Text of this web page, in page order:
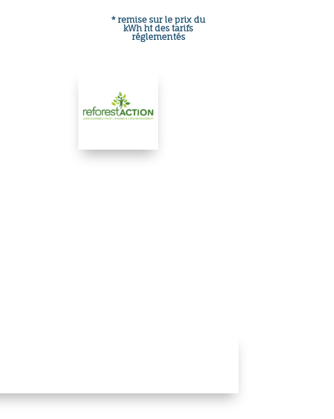
* remise sur le prix du
kWh ht des tarifs
réglementés